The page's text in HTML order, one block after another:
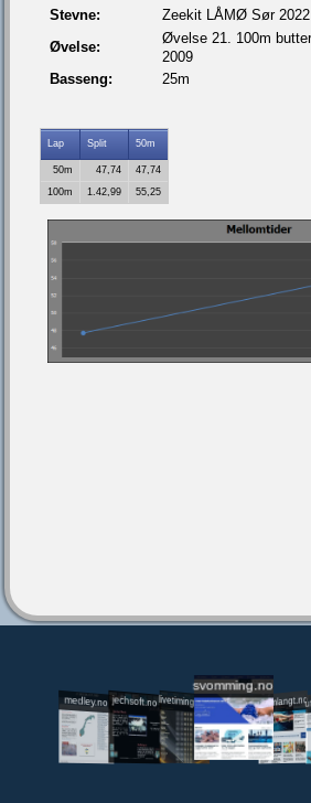
Stevne:
Zeekit LÅMØ Sør 2022
Øvelse:
Øvelse 21. 100m
2009
Basseng:
25m
Lap Split 50m
50m 47,74
47,74
100m
1.42,99 55,25
medley.no jechsoft.nolivetiming.medley.no
svomming.no
svomlangt.no